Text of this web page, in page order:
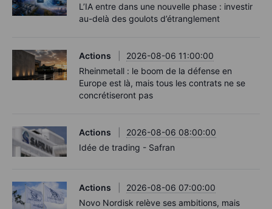
L’IA entre dans une nouvelle phase : investir
au-delà des goulots d’étranglement
Actions
2026-08-06 11:00:00
Rheinmetall : le boom de la défense en
Europe est là, mais tous les contrats ne se
concrétiseront pas
Actions
2026-08-06 08:00:00
Idée de trading - Safran
Actions
2026-08-06 07:00:00
Novo Nordisk relève ses ambitions, mais